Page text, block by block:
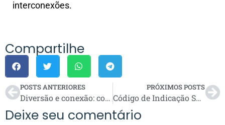
interconexões.
Compartilhe
POSTS ANTERIORES
Diversão e conexão: como o Bingo Online está unindo pessoas e espalhando boas energias
PRÓXIMOS POSTS
Código de Indicação Superbet: como usar e garantir seu bônus exclusivo!
Deixe seu comentário